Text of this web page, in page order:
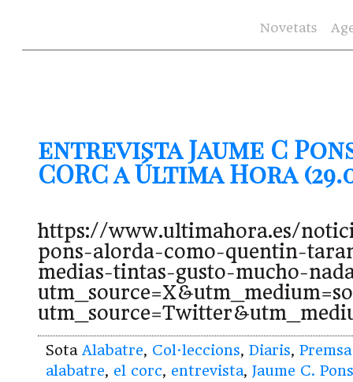
Novetats
entrevista Jaume C
CORC a Última Hora
https://www.ultimahora.es/
pons-alorda-como-quentin-
medias-tintas-gusto-mucho-
Sota Alabatre, Col·leccions, Diaris, Premsa
alabatre, el corc, entrevista, Jaume C.